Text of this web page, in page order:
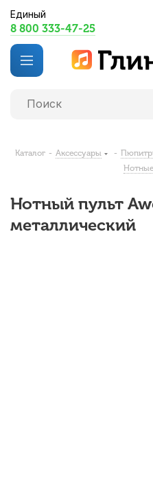
Единый
8 800 333-47-25
Каталог - Аксессуары -
Нотный пульт
металлический